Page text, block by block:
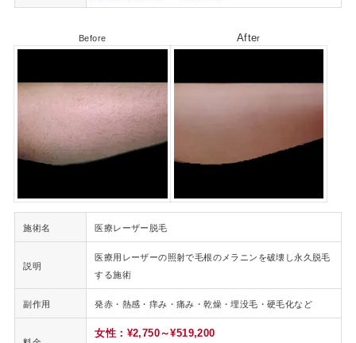
Before After
施術名 医療レーザー脱毛
説明
医療用レーザーの照射で毛根のメラニンを破壊し永久脱毛
する施術
副作用 発赤・熱感・痒み・痛み・乾燥・埋没毛・硬毛化など
女性：¥2,750～¥519,200